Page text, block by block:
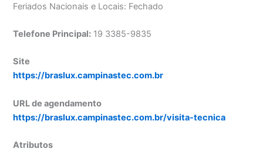
Feriados Nacionais e Locais: Fechado
Telefone Principal: 19 3385-9835
Site
https://braslux.campinastec.com.br
URL de agendamento
https://braslux.campinastec.com.br/visita-tecnica
Atributos